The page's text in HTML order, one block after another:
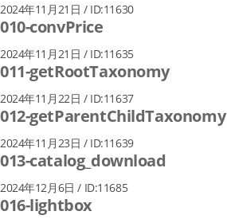
2024年11月21日 / ID:11630
010-convPrice
2024年11月21日 / ID:11635
011-getRootTaxonomy
2024年11月22日 / ID:11637
012-getParentChildTaxonomy
2024年11月23日 / ID:11639
013-catalog_download
2024年12月6日 / ID:11685
016-lightbox